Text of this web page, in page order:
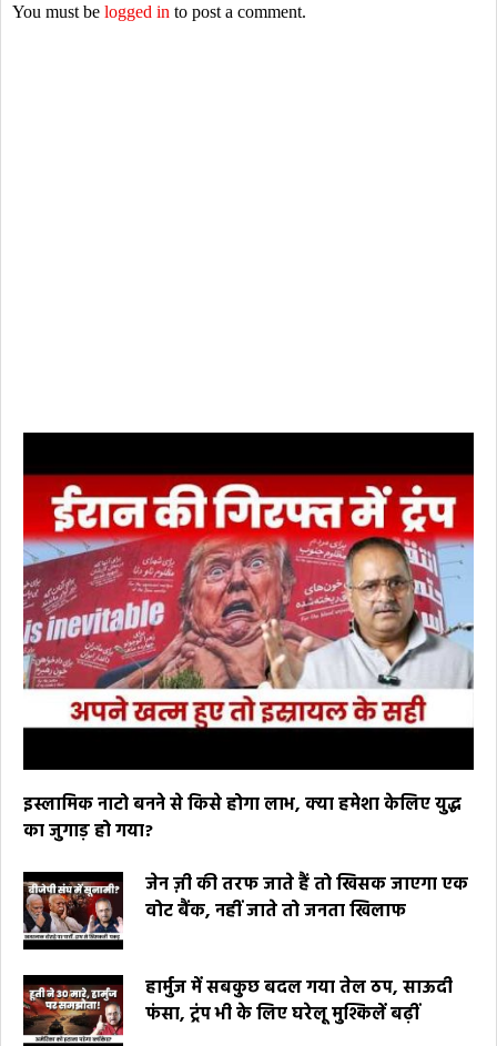
You must be logged in to post a comment.
इस्लामिक नाटो बनने से किसे होगा लाभ, क्या हमेशा केलिए युद्ध
का जुगाड़ हो गया?
जेन ज़ी की तरफ जाते हैं तो खिसक जाएगा एक
वोट बैंक, नहीं जाते तो जनता खिलाफ
हार्मुज में सबकुछ बदल गया तेल ठप, साऊदी
फंसा, ट्रंप भी के लिए घरेलू मुश्किलें बढ़ीं